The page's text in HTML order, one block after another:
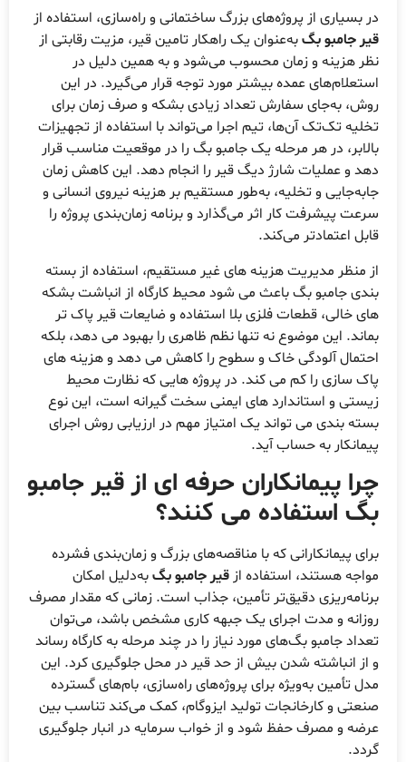
بسیاری از پروژه‌های بزرگ ساختمانی و راه‌سازی، استفاده از
جامبو بگبه‌عنوان یک راهکار تامین قیر، مزیت رقابتی از
هزینه و زمان محسوب می‌شود و به همین دلیل در
عمده بیشتر مورد توجه قرار می‌گیرد. در این
به‌جای سفارش تعداد زیادی بشکه و صرف زمان برای
تک‌تک آن‌ها، تیم اجرا می‌تواند با استفاده از تجهیزات
در هر مرحله یک جامبو بگ را در موقعیت مناسب قرار
و عملیات شارژ دیگ قیر را انجام دهد. این کاهش زمان
و تخلیه، به‌طور مستقیم بر هزینه نیروی انسانی و
پیشرفت کار اثر می‌گذارد و برنامه زمان‌بندی پروژه را
اعتمادتر می‌کند.
منظر مدیریت هزینه های غیر مستقیم، استفاده از بسته
جامبو بگ باعث می شود محیط کارگاه از انباشت بشکه
خالی، قطعات فلزی بلا استفاده و ضایعات قیر پاک تر
این موضوع نه تنها نظم ظاهری را بهبود می دهد، بلکه
آلودگی خاک و سطوح را کاهش می دهد و هزینه های
سازی را کم می کند. در پروژه هایی که نظارت محیط
و استاندارد های ایمنی سخت گیرانه است، این نوع
بندی می تواند یک امتیاز مهم در ارزیابی روش اجرای
به حساب آید.
پیمانکاران حرفه ای از قیر جامبو
استفاده می کنند؟
پیمانکارانی که با مناقصه‌های بزرگ و زمان‌بندی فشرده
هستند، استفاده ازقیر جامبو بگبه‌دلیل امکان
دقیق‌تر تأمین، جذاب است. زمانی که مقدار مصرف
و مدت اجرای یک جبهه کاری مشخص باشد، می‌توان
جامبو بگ‌های مورد نیاز را در چند مرحله به کارگاه رساند
از انباشته شدن بیش از حد قیر در محل جلوگیری کرد. این
تأمین به‌ویژه برای پروژه‌های راه‌سازی، بام‌های گسترده
و کارخانجات تولید ایزوگام، کمک می‌کند تناسب بین
و مصرف حفظ شود و از خواب سرمایه در انبار جلوگیری